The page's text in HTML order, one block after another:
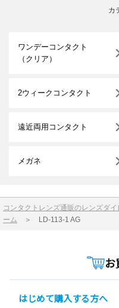
カ
ワンデーコンタクト
（クリア）
2ウィークコンタクト
遠近両用コンタクト
メガネ
コンタクトレンズ通販のレンズダイ
ーム ＞ LD-113-1 AG
はじめて購入する方へ